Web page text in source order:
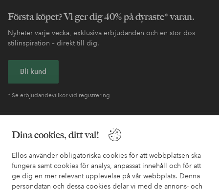
Dina cookies, ditt val!
Ellos använder obligatoriska cookies för att webbplatsen ska
fungera samt cookies för analys, anpassat innehåll och för att
ge dig en mer relevant upplevelse på vår webbplats. Denna
persondatan och dessa cookies delar vi med de annons- och
Första köpet? Vi ger dig 40% på dyraste* varan.
Nyheter varje vecka, exklusiva erbjudanden och en stor dos
stilinspiration – direkt till dig.
Bli kund
* Se erbjudandevillkor vid registrering
Behöver du hjälp?
också information om hur du enklast kontaktar oss.
Kundservice Beställning Betalsätt